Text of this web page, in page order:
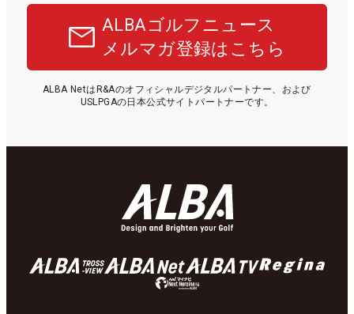
ALBAゴルフニュース
メルマガ登録はこちら
ALBA NetはR&Aのオフィシャルデジタルパートナー、および
USLPGAの日本公式サイトパートナーです。